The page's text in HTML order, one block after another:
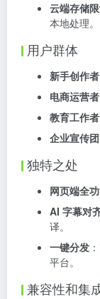
云端存储
本地处理。
用户群体
新手创作者
电商运营者
教育工作者
企业宣传
独特之处
网页端全
AI 字幕对
译。
一键分发
平台。
兼容性和集